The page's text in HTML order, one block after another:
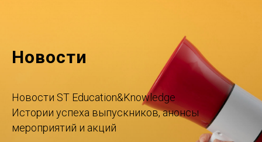
Новости
Новости ST Education&Knowledge
Истории успеха выпускников, анонсы
мероприятий и акций